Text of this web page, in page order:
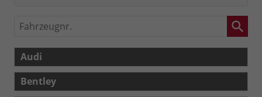
Fahrzeugnr.
Audi
Bentley